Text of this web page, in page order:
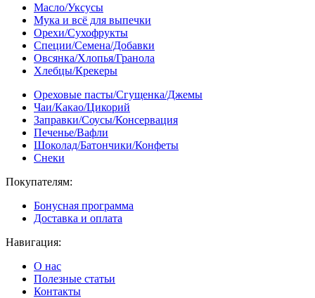
Масло/Уксусы
Мука и всё для выпечки
Орехи/Сухофрукты
Специи/Семена/Добавки
Овсянка/Хлопья/Гранола
Хлебцы/Крекеры
Ореховые пасты/Сгущенка/Джемы
Чаи/Какао/Цикорий
Заправки/Соусы/Консервация
Печенье/Вафли
Шоколад/Батончики/Конфеты
Снеки
Покупателям:
Бонусная программа
Доставка и оплата
Навигация:
О нас
Полезные статьи
Контакты